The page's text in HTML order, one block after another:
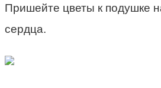
Пришейте цветы к подушке
сердца.